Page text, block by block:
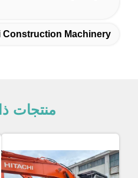
Construction Machinery
منتجات